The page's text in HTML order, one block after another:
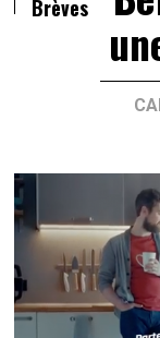
Brèves